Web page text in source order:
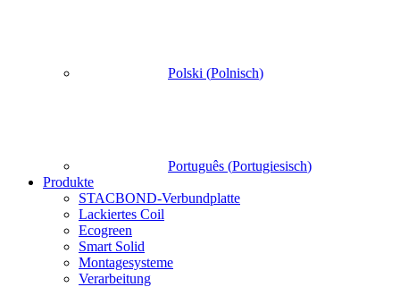
Polski (Polnisch)
Português (Portugiesisch)
Produkte
STACBOND-Verbundplatte
Lackiertes Coil
Ecogreen
Smart Solid
Montagesysteme
Verarbeitung